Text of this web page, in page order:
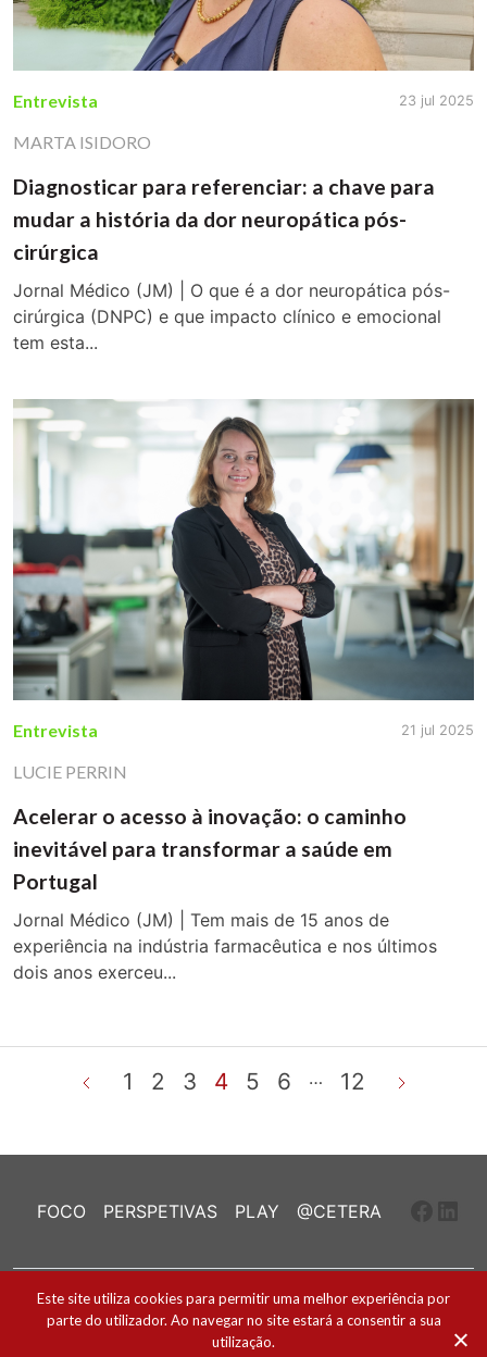
Entrevista 23 jul 2025
MARTA ISIDORO
Diagnosticar para referenciar: a chave para
mudar a história da dor neuropática pós-
cirúrgica
Jornal Médico (JM) | O que é a dor neuropática pós-
cirúrgica (DNPC) e que impacto clínico e emocional
tem esta...
Entrevista 21 jul 2025
LUCIE PERRIN
Acelerar o acesso à inovação: o caminho
inevitável para transformar a saúde em
Portugal
Jornal Médico (JM) | Tem mais de 15 anos de
experiência na indústria farmacêutica e nos últimos
dois anos exerceu...
1 2 3 4 5 6 … 12
FOCO PERSPETIVAS PLAY @CETERA
Ficha Técnica e Estatuto Editorial
Política de Cookies
2026 ® Todos os direitos reservados
Este site utiliza cookies para permitir uma melhor experiência por
parte do utilizador. Ao navegar no site estará a consentir a sua
utilização.